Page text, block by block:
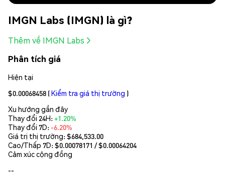
IMGN Labs (IMGN) là gì?
Thêm về IMGN Labs
Phân tích giá
Hiện tại
$0.00068458 (Kiểm tra giá thị trường )
Xu hướng gần đây
Thay đổi 24H:+1.20%
Thay đổi 7D: -6.20%
Giá trị thị trường:$684,533.00
Cao/Thấp 7D: $0.00078171 / $0.00064204
Cảm xúc cộng đồng
--